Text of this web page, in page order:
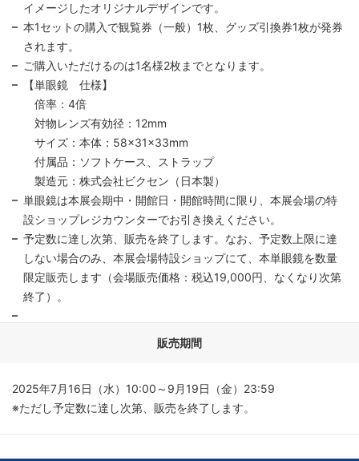
イメージしたオリジナルデザインです。
本1セットの購入で観覧券（一般）1枚、グッズ引換券1枚が発券
されます。
ご購入いただけるのは1名様2枚までとなります。
【単眼鏡 仕様】
倍率：4倍
対物レンズ有効径：12mm
サイズ：本体：58×31×33mm
付属品：ソフトケース、ストラップ
製造元：株式会社ビクセン（日本製）
単眼鏡は本展会期中・開館日・開館時間に限り、本展会場の特
設ショップレジカウンターでお引き換えください。
予定数に達し次第、販売を終了します。なお、予定数上限に達
しない場合のみ、本展会場特設ショップにて、本単眼鏡を数量
限定販売します（会場販売価格：税込19,000円、なくなり次第
終了）。
販売期間
2025年7月16日（水）10:00～9月19日（金）23:59
※ただし予定数に達し次第、販売を終了します。